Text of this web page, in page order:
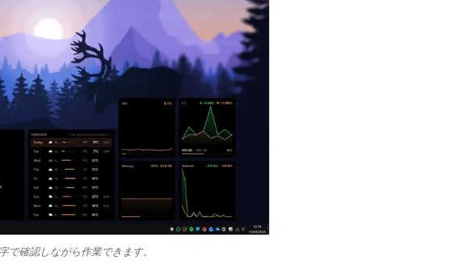
確認しながら作業できます。